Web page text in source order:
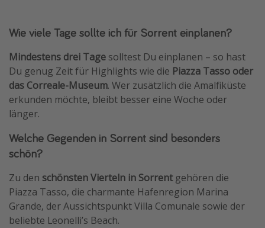
Wie viele Tage sollte ich für Sorrent einplanen?
Mindestens drei Tage solltest Du einplanen – so hast
Du genug Zeit für Highlights wie die Piazza Tasso oder
das Correale-Museum. Wer zusätzlich die Amalfiküste
erkunden möchte, bleibt besser eine Woche oder
länger.
Welche Gegenden in Sorrent sind besonders
schön?
Zu den schönsten Vierteln in Sorrentgehören die
Piazza Tasso, die charmante Hafenregion Marina
Grande, der Aussichtspunkt Villa Comunale sowie der
beliebte Leonelli’s Beach.